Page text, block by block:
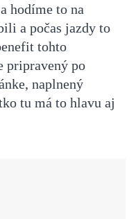
hodíme to na
a počas jazdy to
tohto
pripravený po
naplnený
tu má to hlavu aj